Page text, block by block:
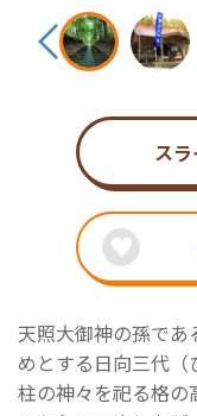
ス
天照大御神の孫であ
めとする日向三代
柱の神々を祀る格の